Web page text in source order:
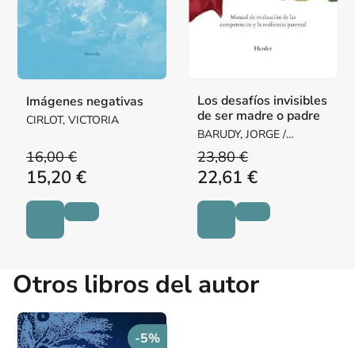
Imágenes negativas
CIRLOT, VICTORIA
16,00 €
15,20 €
Los desafíos invisibles
de ser madre o padre
BARUDY, JORGE /
DANTAGNAN, MARYORIE
23,80 €
22,61 €
Otros libros del autor
-5%